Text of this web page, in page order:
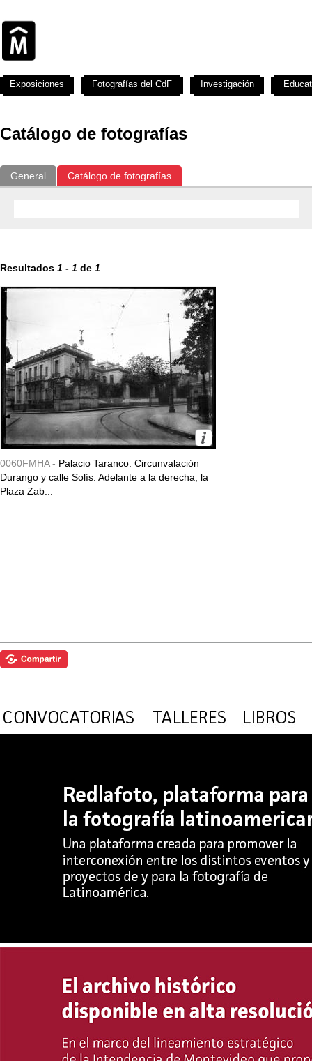
Catálogo de fotografías
General Catálogo de fotografías
Resultados 1 - 1 de 1
0060FMHA - Palacio Taranco. Circunvalación
Durango y calle Solís. Adelante a la derecha, la
Plaza Zab...
Exposiciones Fotografías del CdF Investigación